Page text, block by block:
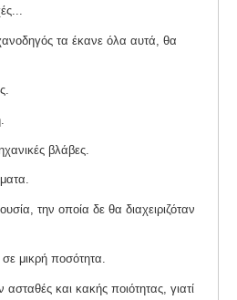
τα έκανε όλα αυτά, θα
βλάβες.
την οποία δε θα διαχειριζόταν
μικρή ποσότητα.
και κακής ποιότητας, γιατί